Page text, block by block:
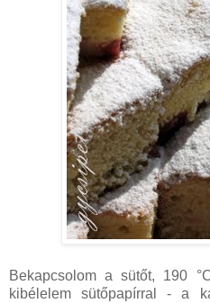
Bekapcsolom a sütőt, 190
kibélelem sütőpapírral - a